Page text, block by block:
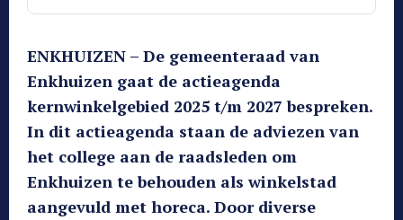
ENKHUIZEN – De gemeenteraad van
Enkhuizen gaat de actieagenda
kernwinkelgebied 2025 t/m 2027 bespreken.
In dit actieagenda staan de adviezen van
het college aan de raadsleden om
Enkhuizen te behouden als winkelstad
aangevuld met horeca. Door diverse